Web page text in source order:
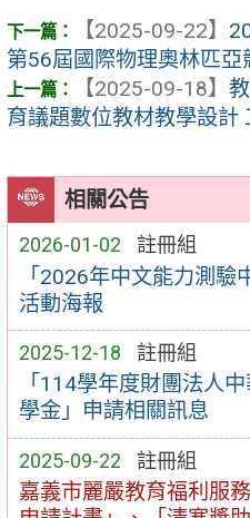
相關公告
2026-01-02 註冊組
「2026年中文能力測
活動海報
2025-12-18 註冊組
「114學年度財團法人
學金」申請相關訊息
2025-09-22 註冊組
嘉義市麗嚴教育福利服
【2025-09-22】
第56屆國際物理奧林匹亞
【2025-09-18】
育議題數位教材教學設計